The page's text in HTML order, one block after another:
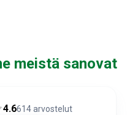
meistä sanovat
4.6614 arvostelut